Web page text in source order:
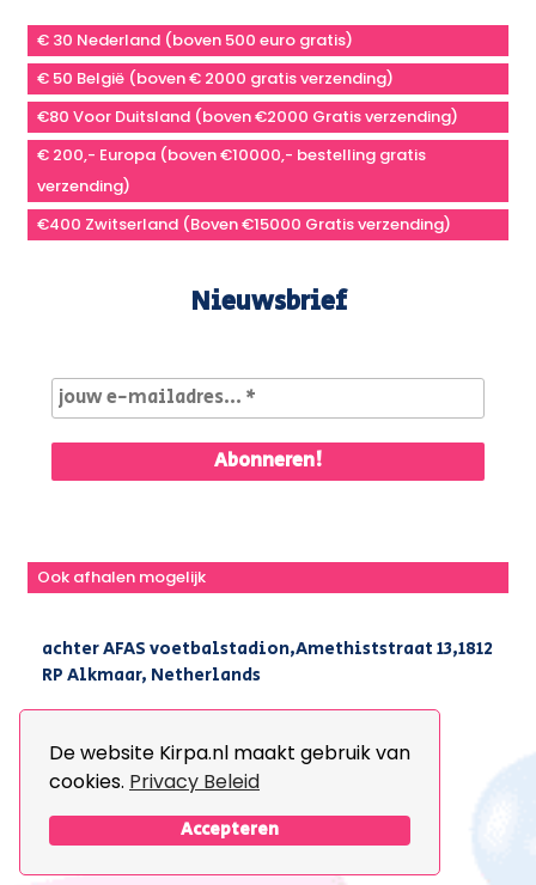
De website Kirpa.nl maakt gebruik van
cookies. Privacy Beleid
Accepteren
€ 30 Nederland (boven 500 euro gratis)
€ 50 België (boven € 2000 gratis verzending)
€80 Voor Duitsland (boven €2000 Gratis verzending)
€ 200,- Europa (boven €10000,- bestelling gratis
verzending)
€400 Zwitserland (Boven €15000 Gratis verzending)
Nieuwsbrief
Ook afhalen mogelijk
achter AFAS voetbalstadion,Amethiststraat 13,1812
RP Alkmaar, Netherlands
+31(0) 251 296 806 info@kirpa.nl
© 2026 Kirpa. All Rights Reserved.
The Webdesign